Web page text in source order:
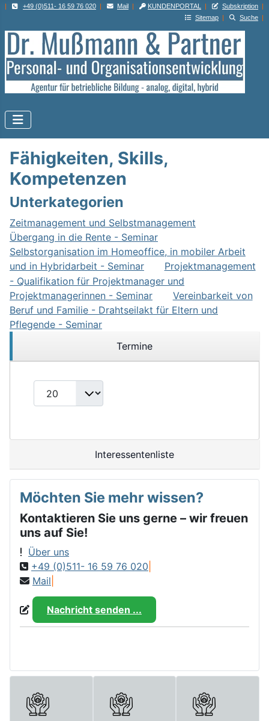
| +49 (0)511- 16 59 76 020 | Mail | KUNDENPORTAL | Subskription |
Sitemap | Suche |
Fähigkeiten, Skills,
Kompetenzen
Unterkategorien
Zeitmanagement und Selbstmanagement
Übergang in die Rente - Seminar
Selbstorganisation im Homeoffice, in mobiler Arbeit
und in Hybridarbeit - Seminar
Projektmanagement
- Qualifikation für Projektmanager und
Projektmanagerinnen - Seminar
Vereinbarkeit von
Beruf und Familie - Drahtseilakt für Eltern und
Pflegende - Seminar
Termine
Interessentenliste
Möchten Sie mehr wissen?
Kontaktieren Sie uns gerne – wir freuen
uns auf Sie!
Über uns
+49 (0)511- 16 59 76 020
Mail
Nachricht senden ...